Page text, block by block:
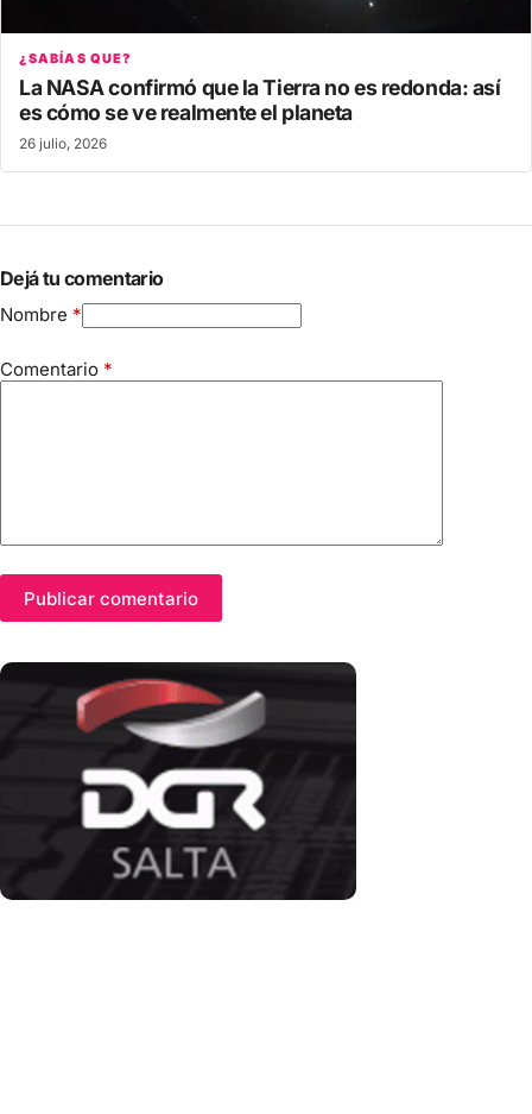
¿SABÍAS QUE?
La NASA confirmó que la Tierra no es redonda: así
es cómo se ve realmente el planeta
26 julio, 2026
Dejá tu comentario
Nombre *
Comentario *
Publicar comentario